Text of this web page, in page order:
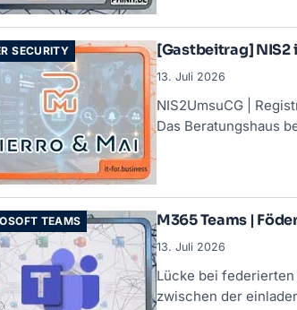
SECURITY [Gastbeitrag] NIS2
NIS2UmsuCG |
Das Beratungshaus
13. Juli 2026
TEAMS M365 Teams |
Lücke bei
zwischen der
13. Juli 2026